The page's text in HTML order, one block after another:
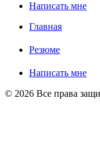
Написать мне
Главная
Резюме
Написать мне
© 2026 Все права